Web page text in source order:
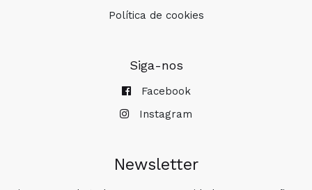
Política de cookies
Siga-nos
Facebook
Instagram
Newsletter